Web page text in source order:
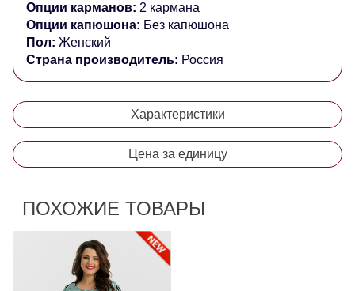
Опции карманов: 2 кармана
Опции капюшона: Без капюшона
Пол: Женский
Страна производитель: Россия
Характеристики
Цена за единицу
ПОХОЖИЕ ТОВАРЫ